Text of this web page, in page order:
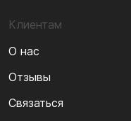
Клиентам
О нас
Отзывы
Связаться